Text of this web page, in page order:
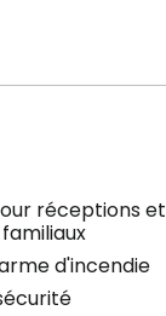
réceptions et
d'incendie